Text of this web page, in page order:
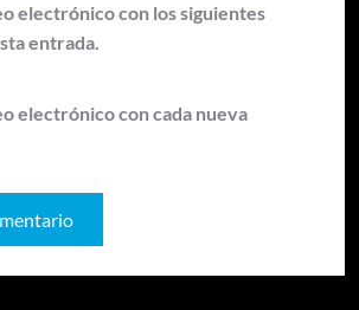
electrónico con los siguientes
entrada.
electrónico con cada nueva